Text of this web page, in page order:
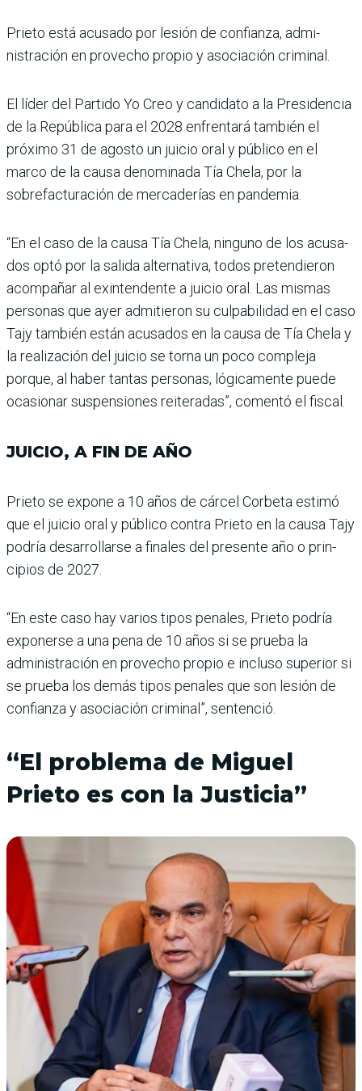
Prieto está acusado por lesión de confianza, admi­
nistración en provecho pro­pio y asociación criminal.
El líder del Partido Yo Creo y candidato a la Presiden­cia
de la República para el 2028 enfrentará también el
próximo 31 de agosto un jui­cio oral y público en el
marco de la causa denominada Tía Chela, por la
sobrefactura­ción de mercaderías en pan­demia.
“En el caso de la causa Tía Chela, ninguno de los acusa­
dos optó por la salida alter­nativa, todos pretendieron
acompañar al exintendente a juicio oral. Las mismas
personas que ayer admi­tieron su culpabilidad en el caso
Tajy también están acusados en la causa de Tía Chela y
la realización del jui­cio se torna un poco com­pleja
porque, al haber tan­tas personas, lógicamente puede
ocasionar suspensio­nes reiteradas”, comentó el fiscal.
JUICIO, A FIN DE AÑO
Prieto se expone a 10 años de cárcel Corbeta estimó
que el juicio oral y público con­tra Prieto en la causa Tajy
podría desarrollarse a fina­les del presente año o prin­
cipios de 2027.
“En este caso hay varios tipos penales, Prieto podría
exponerse a una pena de 10 años si se prueba la
adminis­tración en provecho propio e incluso superior si
se prueba los demás tipos penales que son lesión de
confianza y aso­ciación criminal”, sentenció.
“El problema de Miguel
Prieto es con la Justicia”